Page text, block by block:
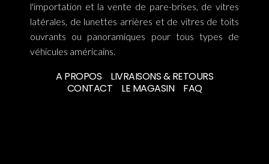
l'importation et la vente de pare-brises, de vitres
latérales, de lunettes arrières et de vitres de toits
ouvrants ou panoramiques pour tous types de
véhicules américains.
A PROPOS
LIVRAISONS & RETOURS
CONTACT
LE MAGASIN FAQ